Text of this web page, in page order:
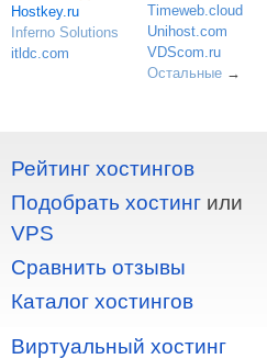
Hostkey.ru
Inferno Solutions
itldc.com
Timeweb.cloud
Unihost.com
VDScom.ru
Остальные→
Рейтинг хостингов
Подобрать хостинг или
VPS
Сравнить отзывы
Каталог хостингов
Виртуальный хостинг